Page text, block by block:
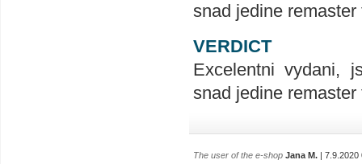
snad jedine
VERDICT
Excelentni vydani,
snad jedine
The user of the e-shop Jana M. | 7.9.2020